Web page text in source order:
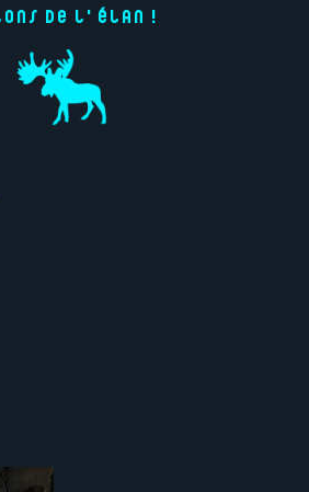
de l'élan !